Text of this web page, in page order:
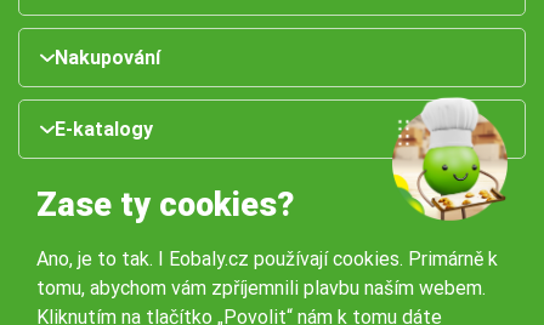
Nakupování
E-katalogy
Zase ty cookies?
Ano, je to tak. I Eobaly.cz používají cookies. Primárně k
tomu, abychom vám zpříjemnili plavbu naším webem.
Kliknutím na tlačítko „Povolit“ nám k tomu dáte